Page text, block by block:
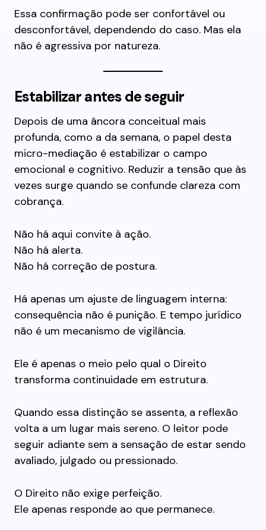
Essa confirmação pode ser confortável ou
desconfortável, dependendo do caso. Mas ela
não é agressiva por natureza.
Estabilizar antes de seguir
Depois de uma âncora conceitual mais
profunda, como a da semana, o papel desta
micro-mediação é estabilizar o campo
emocional e cognitivo. Reduzir a tensão que às
vezes surge quando se confunde clareza com
cobrança.
Não há aqui convite à ação.
Não há alerta.
Não há correção de postura.
Há apenas um ajuste de linguagem interna:
consequência não é punição. E tempo jurídico
não é um mecanismo de vigilância.
Ele é apenas o meio pelo qual o Direito
transforma continuidade em estrutura.
Quando essa distinção se assenta, a reflexão
volta a um lugar mais sereno. O leitor pode
seguir adiante sem a sensação de estar sendo
avaliado, julgado ou pressionado.
O Direito não exige perfeição.
Ele apenas responde ao que permanece.